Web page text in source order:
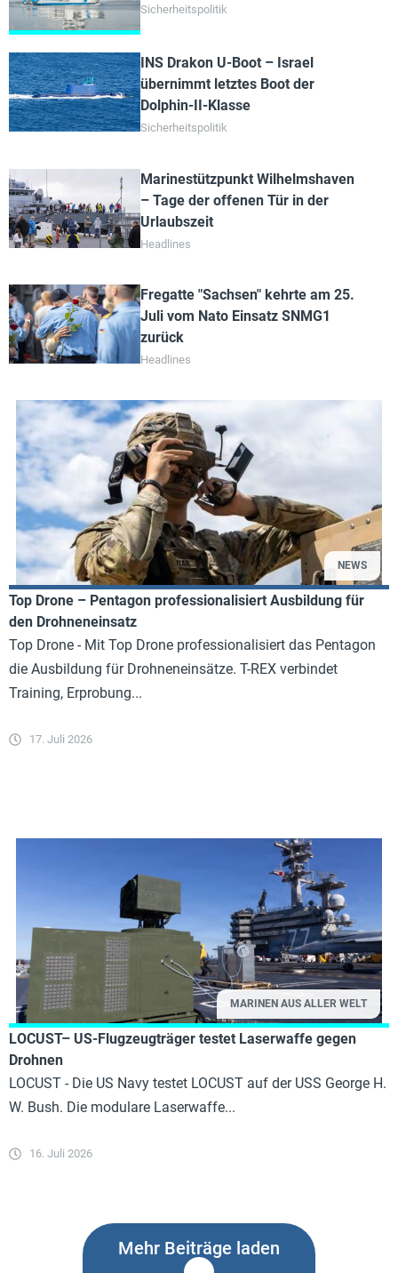
NEWS
Top Drone – Pentagon professionalisiert Ausbildung für
den Drohneneinsatz
Top Drone - Mit Top Drone professionalisiert das Pentagon
die Ausbildung für Drohneneinsätze. T-REX verbindet
Training, Erprobung...
17. Juli 2026
MARINEN AUS ALLER WELT
LOCUST– US-Flugzeugträger testet Laserwaffe gegen
Drohnen
LOCUST - Die US Navy testet LOCUST auf der USS George H.
W. Bush. Die modulare Laserwaffe...
16. Juli 2026
Mehr Beiträge laden
Sicherheitspolitik
INS Drakon U-Boot – Israel
übernimmt letztes Boot der
Dolphin-II-Klasse
Sicherheitspolitik
Marinestützpunkt Wilhelmshaven
– Tage der offenen Tür in der
Urlaubszeit
Headlines
Fregatte "Sachsen" kehrte am 25.
Juli vom Nato Einsatz SNMG1
zurück
Headlines